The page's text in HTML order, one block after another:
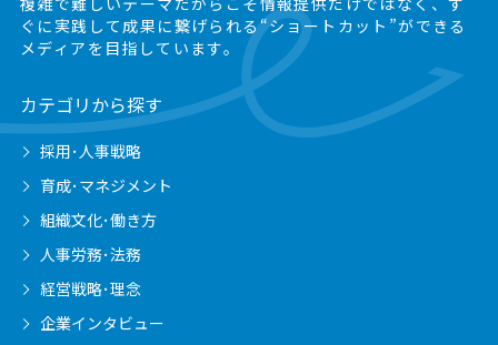
ぐに実践して成果に繋げられる“ショートカット”ができる
メディアを目指しています。
カテゴリから探す
採用･人事戦略
育成･マネジメント
組織文化･働き方
人事労務･法務
経営戦略･理念
企業インタビュー